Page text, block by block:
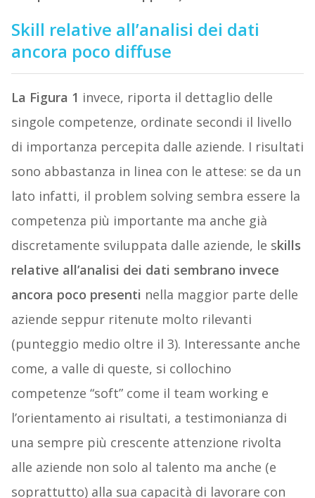
Skill relative all’analisi dei dati
ancora poco diffuse
La Figura 1 invece, riporta il dettaglio delle
singole competenze, ordinate secondi il livello
di importanza percepita dalle aziende. I risultati
sono abbastanza in linea con le attese: se da un
lato infatti, il problem solving sembra essere la
competenza più importante ma anche già
discretamente sviluppata dalle aziende, le skills
relative all’analisi dei dati sembrano invece
ancora poco presenti nella maggior parte delle
aziende seppur ritenute molto rilevanti
(punteggio medio oltre il 3). Interessante anche
come, a valle di queste, si collochino
competenze “soft” come il team working e
l’orientamento ai risultati, a testimonianza di
una sempre più crescente attenzione rivolta
alle aziende non solo al talento ma anche (e
soprattutto) alla sua capacità di lavorare con